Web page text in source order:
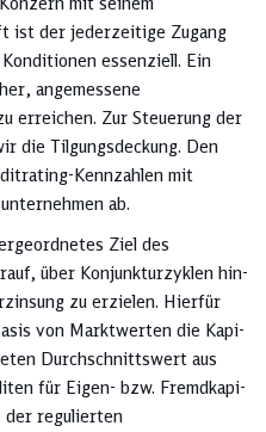
ist der jederzeitige Zugang
essenziell. Ein
angemessene
erreichen. Zur Steuerung der
die Tilgungsdeckung. Den
Kennzahlen mit
ab.
Ziel des
über Konjunkturzyklen hin­
zu erzielen. Hier­für
von Marktwerten die Kapi­
Durchschnittswert aus
für Eigen- bzw. Fremd­ka­pi­
der regulierten